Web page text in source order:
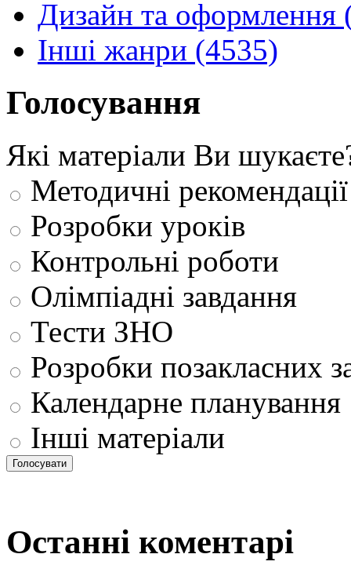
Дизайн та оформлення
Інші жанри (4535)
Голосування
Які матеріали Ви
Методичні рекомендації
Розробки уроків
Контрольні роботи
Олімпіадні завдання
Тести ЗНО
Розробки позакласних
Календарне планування
Інші матеріали
Останні коментарі